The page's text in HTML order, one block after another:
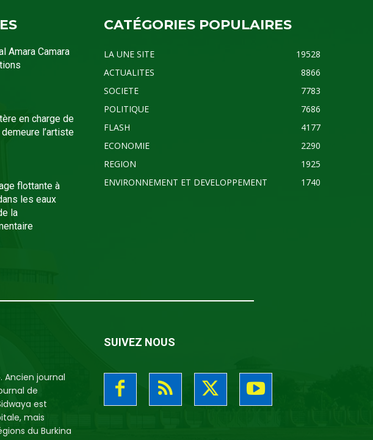
Amara Camara
en charge de
l’artiste
flottante à
les eaux
la
CATÉGORIES POPULAIRES
LA UNE SITE
19528
ACTUALITES
8866
SOCIETE
7783
POLITIQUE
7686
FLASH
4177
ECONOMIE
2290
REGION
1925
ENVIRONNEMENT ET DEVELOPPEMENT
1740
Ancien journal
de
est
mais
du Burkina
SUIVEZ NOUS